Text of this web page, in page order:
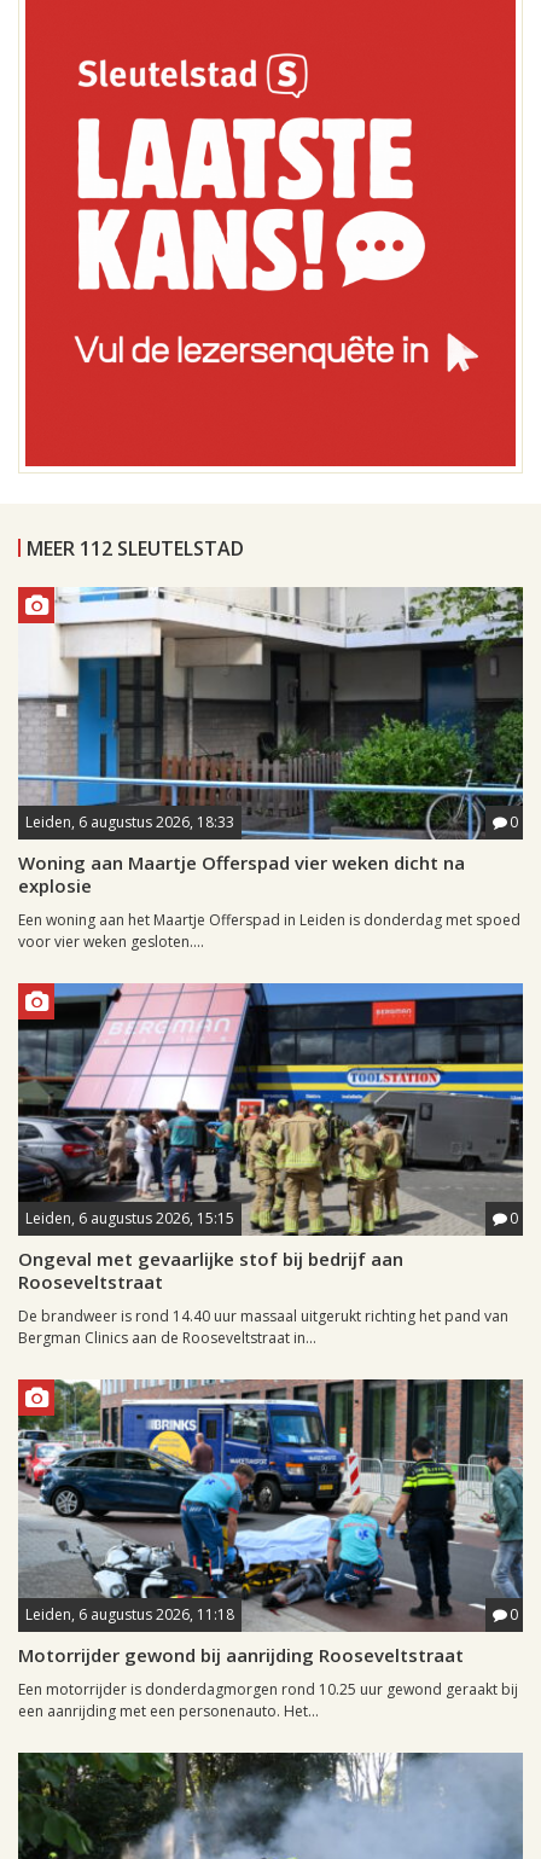
MEER 112 SLEUTELSTAD
Leiden, 6 augustus 2026, 18:33 0
Woning aan Maartje Offerspad vier weken dicht na
explosie
Een woning aan het Maartje Offerspad in Leiden is donderdag met spoed
voor vier weken gesloten....
Leiden, 6 augustus 2026, 15:15 0
Ongeval met gevaarlijke stof bij bedrijf aan
Rooseveltstraat
De brandweer is rond 14.40 uur massaal uitgerukt richting het pand van
Bergman Clinics aan de Rooseveltstraat in...
Leiden, 6 augustus 2026, 11:18 0
Motorrijder gewond bij aanrijding Rooseveltstraat
Een motorrijder is donderdagmorgen rond 10.25 uur gewond geraakt bij
een aanrijding met een personenauto. Het...